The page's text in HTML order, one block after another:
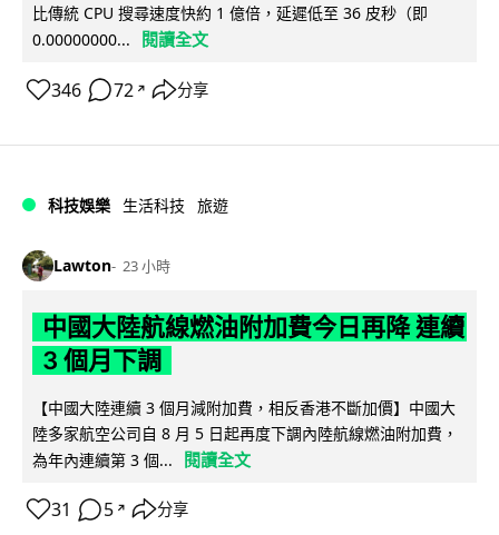
比傳統 CPU 搜尋速度快約 1 億倍，延遲低至 36 皮秒（即
0.00000000...
閱讀全文
346 72 ↗ 分享
科技娛樂 生活科技 旅遊
Lawton 23 小時
中國大陸航線燃油附加費今日再降 連續
3 個月下調
【中國大陸連續 3 個月減附加費，相反香港不斷加價】中國大
陸多家航空公司自 8 月 5 日起再度下調內陸航線燃油附加費，
為年內連續第 3 個...
閱讀全文
31 5 ↗ 分享